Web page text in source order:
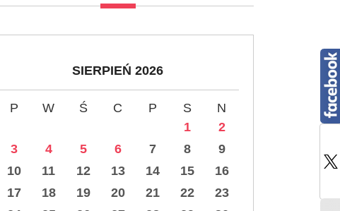
SIERPIEŃ 2026
P W Ś C P S
N
1
2
3
4 5 6 7 8
9
10
11 12 13 14 15
16
17
18 19 20 21 22
23